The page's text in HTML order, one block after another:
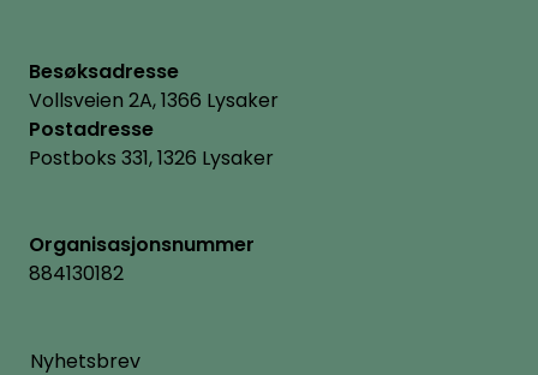
Besøksadresse
Vollsveien 2A, 1366 Lysaker
Postadresse
Postboks 331, 1326 Lysaker
Organisasjonsnummer
884130182
Nyhetsbrev